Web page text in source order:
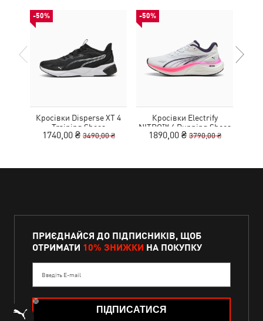
-50%
Кросівки Disperse XT 4
Training Shoes
1740,00 ₴ 3490,00 ₴
-50%
Кросівки Electrify
NITRO™ 4 Running Shoes
Youth
1890,00 ₴ 3790,00 ₴
ПРИЄДНАЙСЯ ДО ПІДПИСНИКІВ, ЩОБ
ОТРИМАТИ 10% ЗНИЖКИ НА ПОКУПКУ
Введіть E-mail
ПІДПИСАТИСЯ